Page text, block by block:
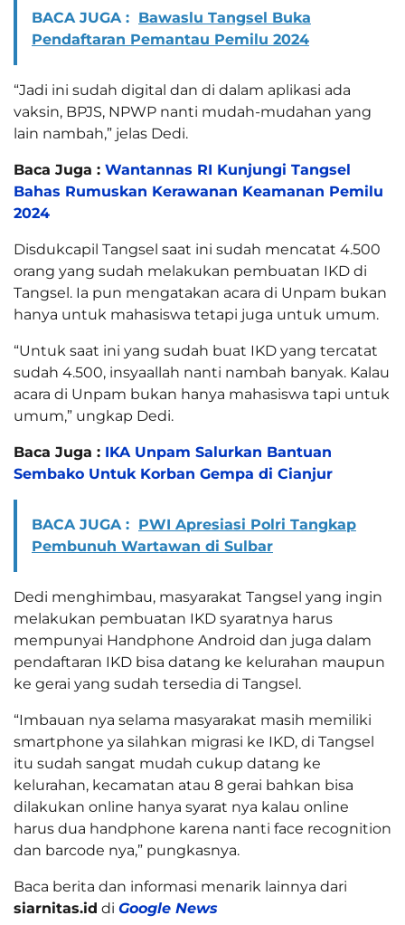
BACA JUGA : Bawaslu Tangsel Buka
Pendaftaran Pemantau Pemilu 2024
“Jadi ini sudah digital dan di dalam aplikasi ada
vaksin, BPJS, NPWP nanti mudah-mudahan yang
lain nambah,” jelas Dedi.
Baca Juga : Wantannas RI Kunjungi Tangsel
Bahas Rumuskan Kerawanan Keamanan Pemilu
2024
Disdukcapil Tangsel saat ini sudah mencatat 4.500
orang yang sudah melakukan pembuatan IKD di
Tangsel. Ia pun mengatakan acara di Unpam bukan
hanya untuk mahasiswa tetapi juga untuk umum.
“Untuk saat ini yang sudah buat IKD yang tercatat
sudah 4.500, insyaallah nanti nambah banyak. Kalau
acara di Unpam bukan hanya mahasiswa tapi untuk
umum,” ungkap Dedi.
Baca Juga : IKA Unpam Salurkan Bantuan
Sembako Untuk Korban Gempa di Cianjur
BACA JUGA : PWI Apresiasi Polri Tangkap
Pembunuh Wartawan di Sulbar
Dedi menghimbau, masyarakat Tangsel yang ingin
melakukan pembuatan IKD syaratnya harus
mempunyai Handphone Android dan juga dalam
pendaftaran IKD bisa datang ke kelurahan maupun
ke gerai yang sudah tersedia di Tangsel.
“Imbauan nya selama masyarakat masih memiliki
smartphone ya silahkan migrasi ke IKD, di Tangsel
itu sudah sangat mudah cukup datang ke
kelurahan, kecamatan atau 8 gerai bahkan bisa
dilakukan online hanya syarat nya kalau online
harus dua handphone karena nanti face recognition
dan barcode nya,” pungkasnya.
Baca berita dan informasi menarik lainnya dari
siarnitas.id di Google News